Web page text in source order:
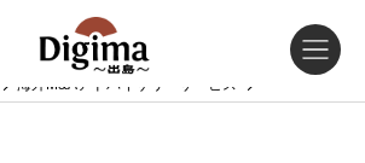
海外M&Aアドバイザリーサービス